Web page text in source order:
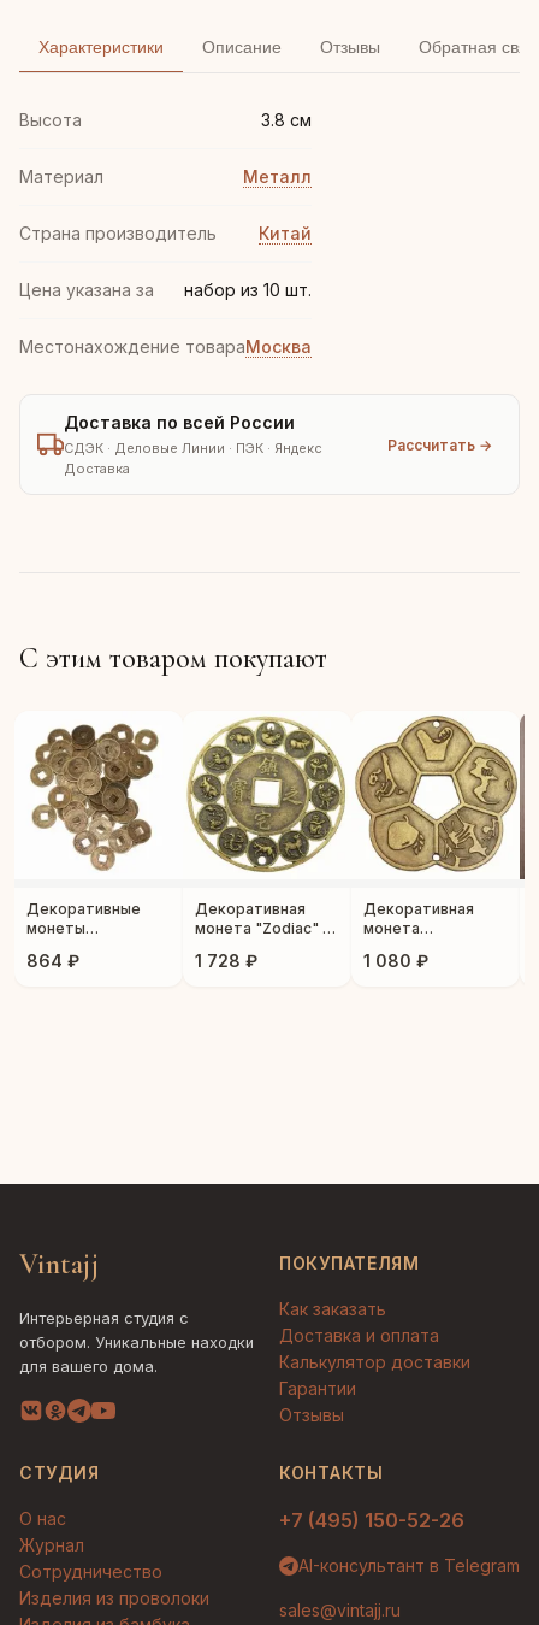
Характеристики Описание Отзывы Обратная
Высота 3.8 см
Материал Металл
Страна производитель Китай
Цена указана за набор из 10 шт.
Местонахождение товараМосква
Доставка по всей России
СДЭК · Деловые Линии · ПЭК · Яндекс
Доставка
Рассчитать →
С этим товаром покупают
Декоративные
монеты
864 ₽
Декоративная
монета "Zodiac" 10
1 728 ₽
Декоративная
монета
1 080 ₽
Vintajj
Интерьерная студия с
отбором. Уникальные находки
для вашего дома.
ПОКУПАТЕЛЯМ
Как заказать
Доставка и оплата
Калькулятор доставки
Гарантии
Отзывы
СТУДИЯ
О нас
Журнал
Сотрудничество
Изделия из проволоки
КОНТАКТЫ
+7 (495) 150-52-26
AI-консультант в Telegram
sales@vintajj.ru